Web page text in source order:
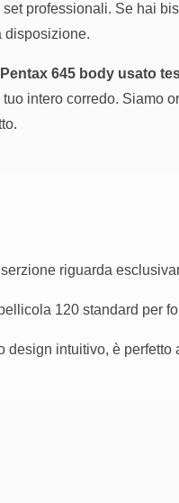
professionali. Se hai
disposizione.
Pentax 645 body usato
intero corredo. Siamo
riguarda
120 standard per
design intuitivo, è